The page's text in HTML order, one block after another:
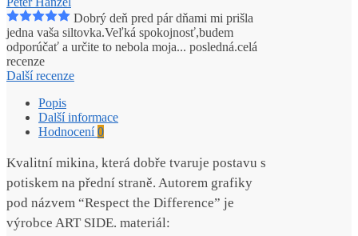
Dobrý deň pred pár dňami mi prišla
jedna vaša siltovka.Veľká spokojnosť,budem
odporúčať a určite to nebola moja... posledná.celá
recenze
Další recenze
Popis
Další informace
Hodnocení0
Kvalitní mikina, která dobře tvaruje postavu s
potiskem na přední straně. Autorem grafiky
pod názvem “Respect the Difference” je
výrobce ART SIDE. materiál: